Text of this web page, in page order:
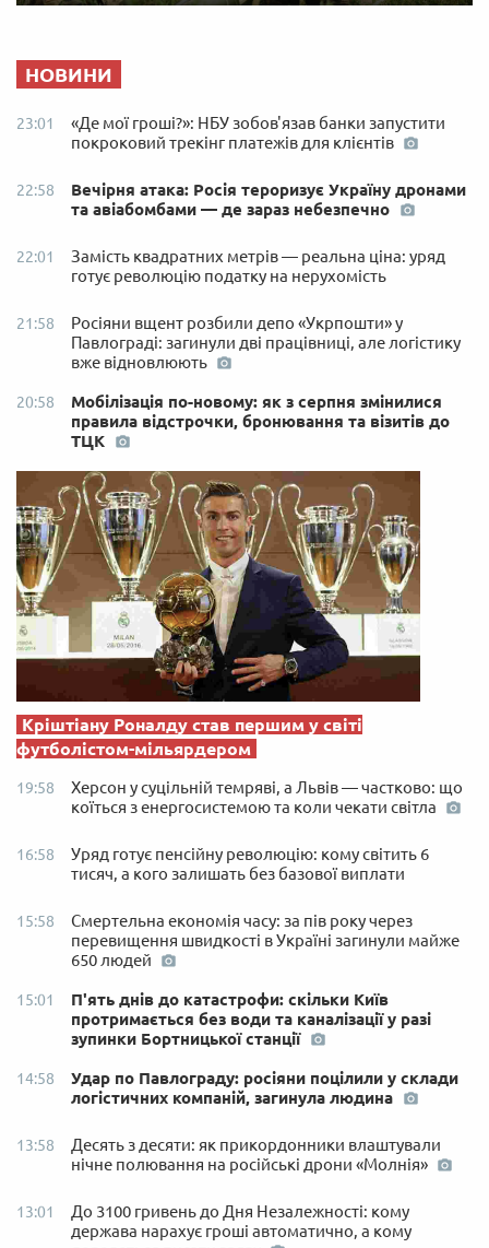
НОВИНИ
23:01
«Де мої гроші?»: НБУ зобов'язав банки запустити
покроковий трекінг платежів для клієнтів
22:58
Вечірня атака: Росія тероризує Україну дронами
та авіабомбами — де зараз небезпечно
22:01
Замість квадратних метрів — реальна ціна: уряд
готує революцію податку на нерухомість
21:58
Росіяни вщент розбили депо «Укрпошти» у
Павлограді: загинули дві працівниці, але логістику
вже відновлюють
20:58
Мобілізація по-новому: як з серпня змінилися
правила відстрочки, бронювання та візитів до
ТЦК
Кріштіану Роналду став першим у світі
футболістом-мільярдером
19:58
Херсон у суцільній темряві, а Львів — частково: що
коїться з енергосистемою та коли чекати світла
16:58
Уряд готує пенсійну революцію: кому світить 6
тисяч, а кого залишать без базової виплати
15:58
Смертельна економія часу: за пів року через
перевищення швидкості в Україні загинули майже
650 людей
15:01
П'ять днів до катастрофи: скільки Київ
протримається без води та каналізації у разі
зупинки Бортницької станції
14:58
Удар по Павлограду: росіяни поцілили у склади
логістичних компаній, загинула людина
13:58
Десять з десяти: як прикордонники влаштували
нічне полювання на російські дрони «Молнія»
13:01
До 3100 гривень до Дня Незалежності: кому
держава нарахує гроші автоматично, а кому